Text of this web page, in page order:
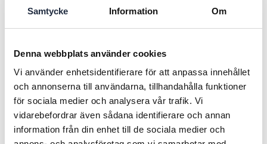
Samtycke Information Om
Denna webbplats använder cookies
Vi använder enhetsidentifierare för att anpassa innehållet
och annonserna till användarna, tillhandahålla funktioner
för sociala medier och analysera vår trafik. Vi
vidarebefordrar även sådana identifierare och annan
information från din enhet till de sociala medier och
Varumärke GEWA
Typ Ventil
Vikt 50 g
Mått ⌀ 5,5 cm
Beskrivning
Läs mer